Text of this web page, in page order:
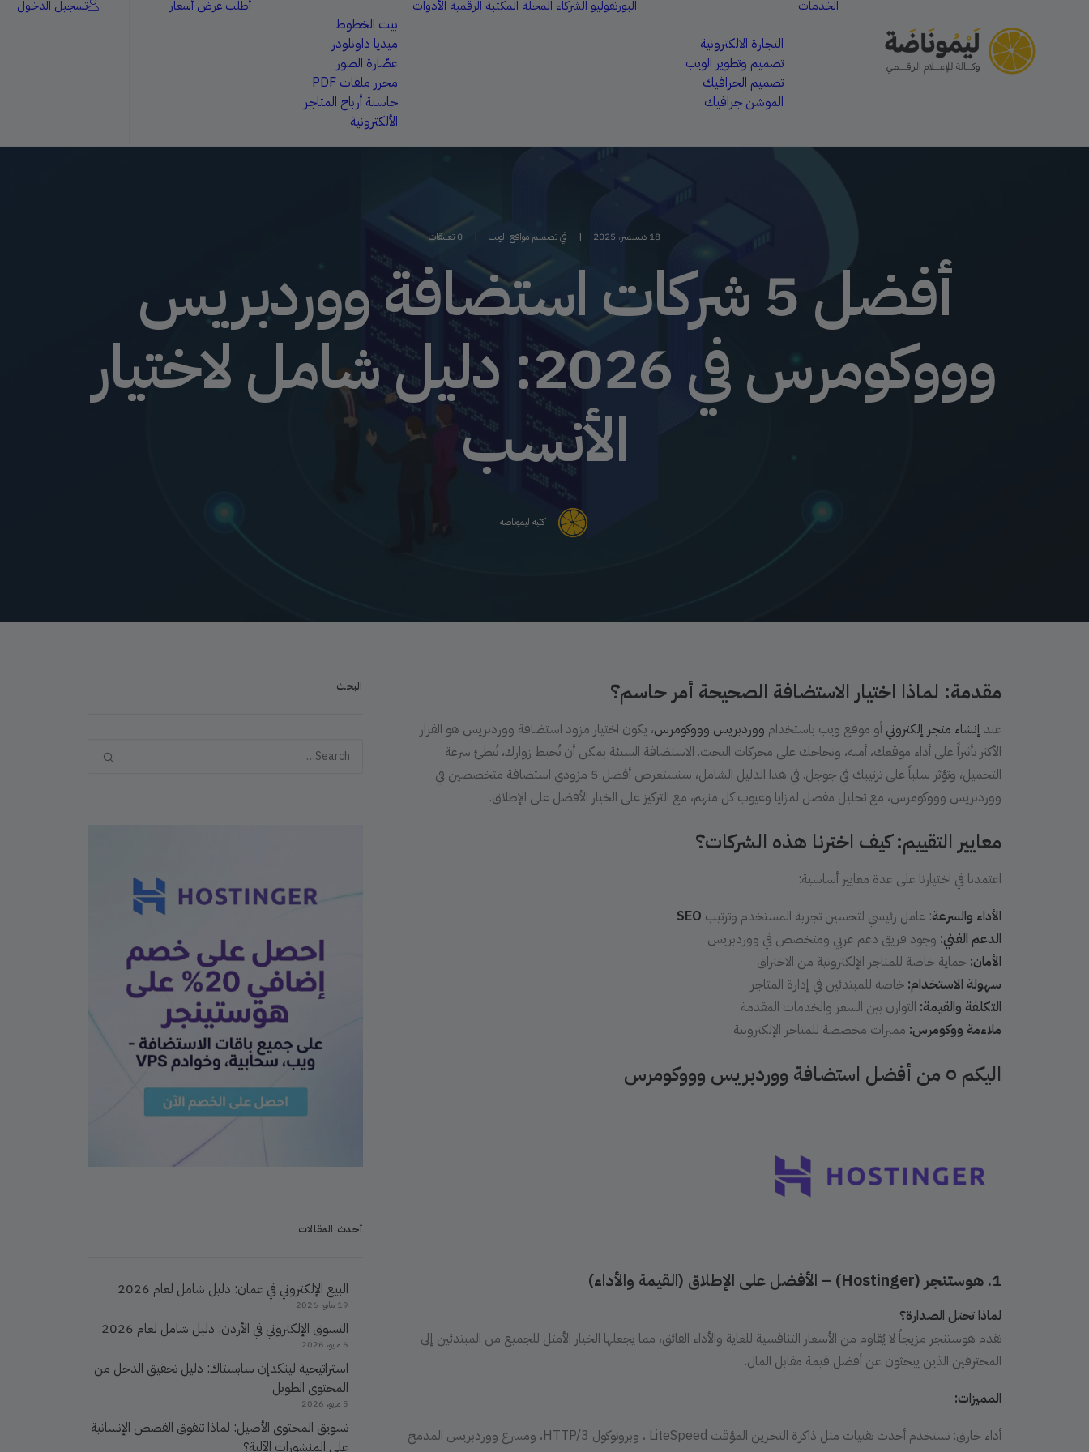
الخدمات
التجارة الالكترونية
تصميم وتطوير الويب
تصميم الجرافيك
الموشن جرافيك
البورتفوليو الشركاء المجلة المكتبة الرقمية الأدوات
بيت الخطوط
ميديا داونلودر
عصّارة الصور
محرر ملفات PDF
حاسبة أرباح المتاجر
الألكترونية
أطلب عرض أسعار تسجيل الدخول
18 ديسمبر، 2025 | فيتصميم مواقع الويب | 0 تعليقات
أفضل 5 شركات استضافة ووردبريس
وووكومرس في 2026: دليل شامل لاختيار
الأنسب
كتبه ليموناضة
مقدمة: لماذا اختيار الاستضافة الصحيحة أمر حاسم؟
عند إنشاء متجر إلكتروني أو موقع ويب باستخدام ووردبريس وووكومرس، يكون اختيار مزود استضافة ووردبريس هو القرار
الأكثر تأثيراً على أداء موقعك، أمنه، ونجاحك على محركات البحث. الاستضافة السيئة يمكن أن تُحبط زوارك، تُبطئ سرعة
التحميل، وتؤثر سلباً على ترتيبك في جوجل. في هذا الدليل الشامل، سنستعرض أفضل 5 مزودي استضافة متخصصين في
ووردبريس وووكومرس، مع تحليل مفصل لمزايا وعيوب كل منهم، مع التركيز على الخيار الأفضل على الإطلاق.
معايير التقييم: كيف اخترنا هذه الشركات؟
اعتمدنا في اختيارنا على عدة معايير أساسية:
الأداء والسرعة: عامل رئيسي لتحسين تجربة المستخدم وترتيب SEO
الدعم الفني: وجود فريق دعم عربي ومتخصص في ووردبريس
الأمان: حماية خاصة للمتاجر الإلكترونية من الاختراق
سهولة الاستخدام: خاصة للمبتدئين في إدارة المتاجر
التكلفة والقيمة: التوازن بين السعر والخدمات المقدمة
ملاءمة ووكومرس: مميزات مخصصة للمتاجر الإلكترونية
اليكم ٥ من أفضل استضافة ووردبريس وووكومرس
1. هوستنجر ( Hostinger) – الأفضل على الإطلاق (القيمة والأداء)
لماذا تحتل الصدارة؟
تقدم هوستنجر مزيجاً لا يُقاوم من الأسعار التنافسية للغاية والأداء الفائق، مما يجعلها الخيار الأمثل للجميع من المبتدئين إلى
المحترفين الذين يبحثون عن أفضل قيمة مقابل المال.
المميزات:
أداء خارق: تستخدم أحدث تقنيات مثل ذاكرة التخزين المؤقت LiteSpeed ، وبروتوكول HTTP/3، ومسرع ووردبريس المدمج
البحث
آحدث المقالات
البيع الإلكتروني في عمان: دليل شامل لعام 2026
19 مايو، 2026
التسوق الإلكتروني في الأردن: دليل شامل لعام 2026
6 مايو، 2026
استراتيجية لينكدإن سابستاك: دليل تحقيق الدخل من
المحتوى الطويل
5 مايو، 2026
تسويق المحتوى الأصيل: لماذا تتفوق القصص الإنسانية
على المنشورات الآلية؟